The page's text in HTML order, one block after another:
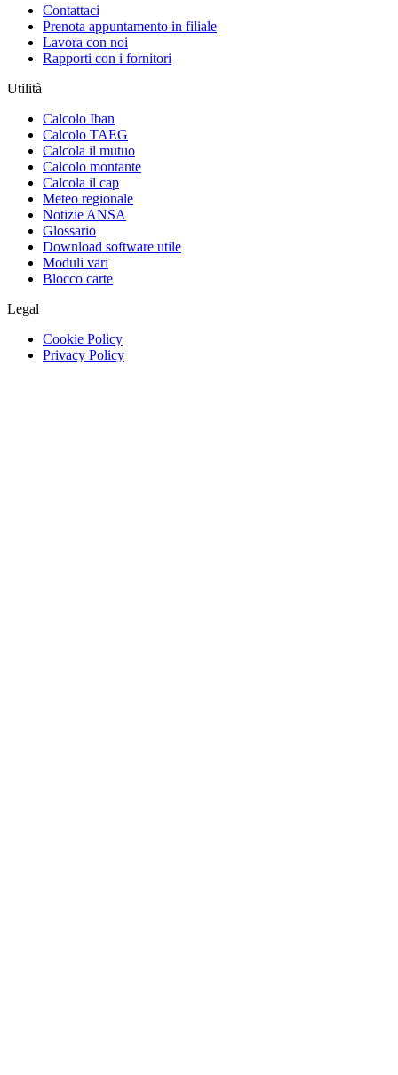
Contattaci
Prenota appuntamento in filiale
Lavora con noi
Rapporti con i fornitori
Utilità
Calcolo Iban
Calcolo TAEG
Calcola il mutuo
Calcolo montante
Calcola il cap
Meteo regionale
Notizie ANSA
Glossario
Download software utile
Moduli vari
Blocco carte
Legal
Cookie Policy
Privacy Policy